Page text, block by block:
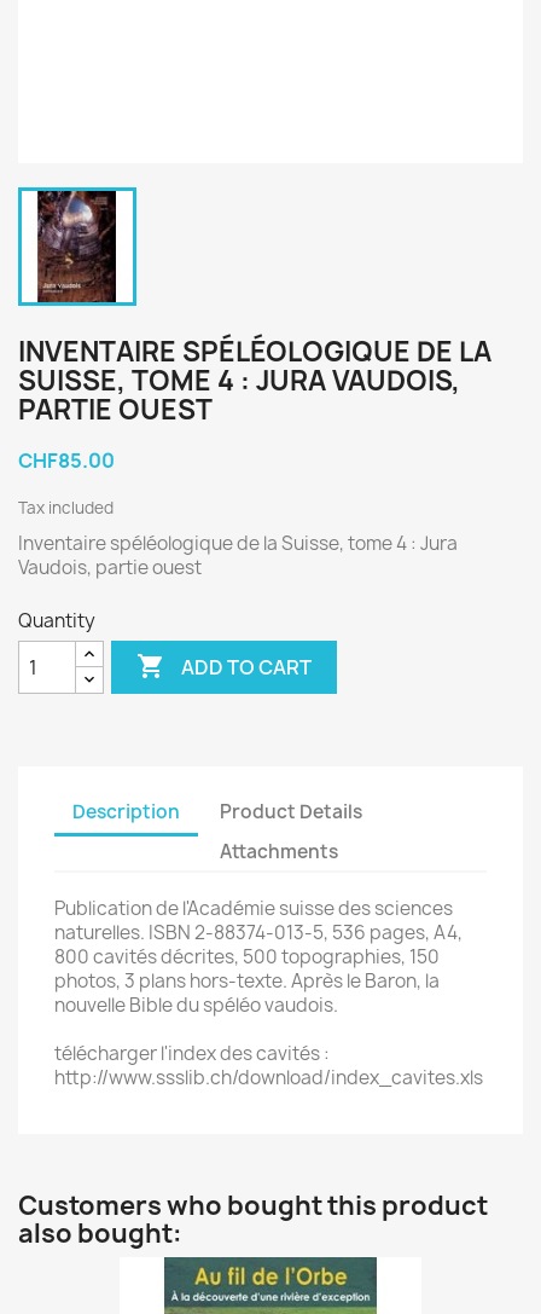
INVENTAIRE SPÉLÉOLOGIQUE DE LA
SUISSE, TOME 4 : JURA VAUDOIS,
PARTIE OUEST
CHF85.00
Tax included
Inventaire spéléologique de la Suisse, tome 4 : Jura
Vaudois, partie ouest
Quantity
 ADD TO CART
Description
Product Details
Attachments
Publication de l'Académie suisse des sciences
naturelles. ISBN 2-88374-013-5, 536 pages, A4,
800 cavités décrites, 500 topographies, 150
photos, 3 plans hors-texte. Après le Baron, la
nouvelle Bible du spéléo vaudois.
télécharger l'index des cavités :
http://www.ssslib.ch/download/index_cavites.xls
Customers who bought this product
also bought: